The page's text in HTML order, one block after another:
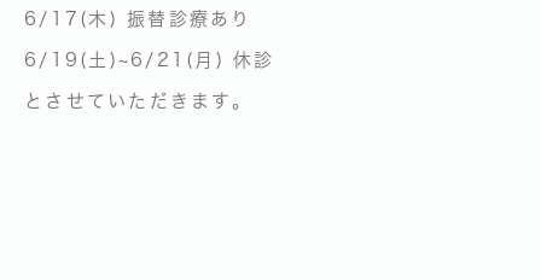
6/17(木) 振替診療あり
6/19(土)~6/21(月) 休診
とさせていただきます。